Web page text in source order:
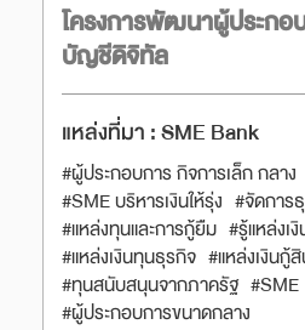
โครงการพัฒนาผู้ประกอ
บัญชีดิจิทัล
แหล่งที่มา :SME Bank
#ผู้ประกอบการ กิจการเล็ก กลาง
#SME บริหารเงินให้รุ่ง #จัดการ
#แหล่งทุนและการกู้ยืม #รู้แหล่งเ
#แหล่งเงินทุนธุรกิจ #แหล่งเงินกู้
#ทุนสนับสนุนจากภาครัฐ #SME
#ผู้ประกอบการขนาดกลาง